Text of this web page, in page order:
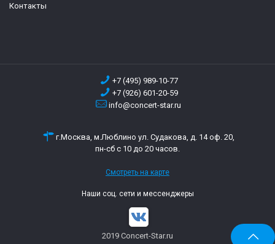
Контакты
+7 (495) 989-10-77
+7 (926) 601-20-59
info@concert-star.ru
г.Москва, м.Люблино ул. Судакова, д. 14 оф. 20,
пн-сб с 10 до 20 часов.
Смотреть на карте
Наши соц. сети и мессенджеры
2019 Concert-Star.ru